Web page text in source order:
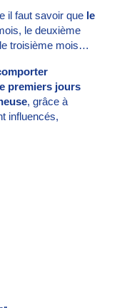
il faut savoir que le
le deuxième
troisième mois…
premiers jours
, grâce à
influencés,